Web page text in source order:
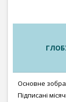
Основне
Підписані